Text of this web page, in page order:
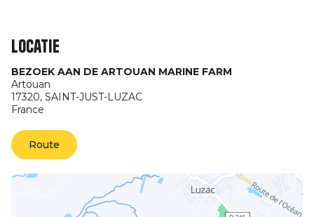
Locatie
BEZOEK AAN DE ARTOUAN MARINE FARM
Artouan
17320, SAINT-JUST-LUZAC
France
Route